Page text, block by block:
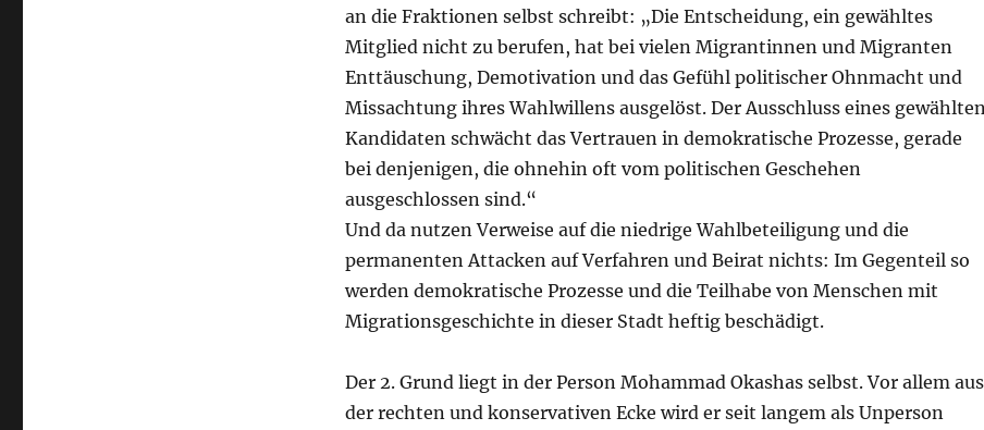
an die Fraktionen selbst schreibt: „Die Entscheidung, ein gewähltes
Mitglied nicht zu berufen, hat bei vielen Migrantinnen und Migranten
Enttäuschung, Demotivation und das Gefühl politischer Ohnmacht und
Missachtung ihres Wahlwillens ausgelöst. Der Ausschluss eines gewählten
Kandidaten schwächt das Vertrauen in demokratische Prozesse, gerade
bei denjenigen, die ohnehin oft vom politischen Geschehen
ausgeschlossen sind.“
Und da nutzen Verweise auf die niedrige Wahlbeteiligung und die
permanenten Attacken auf Verfahren und Beirat nichts: Im Gegenteil so
werden demokratische Prozesse und die Teilhabe von Menschen mit
Migrationsgeschichte in dieser Stadt heftig beschädigt.
Der 2. Grund liegt in der Person Mohammad Okashas selbst. Vor allem aus
der rechten und konservativen Ecke wird er seit langem als Unperson